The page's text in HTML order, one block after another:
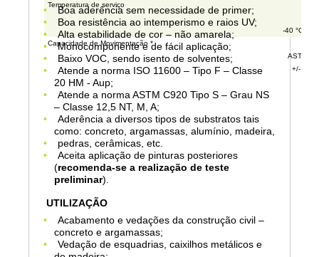
Temperatura de serviço
-40 °C a
Capacidade de Movimentação *
ASTM
+/-
Boa aderência sem necessidade de primer;
Boa resistência ao intemperismo e raios UV;
Alta estabilidade de cor – não amarela;
Monocomponente e de fácil aplicação;
Baixo VOC, sendo isento de solventes;
Atende a norma ISO 11600 – Tipo F – Classe
20 HM - Aup;
Atende a norma ASTM C920 Tipo S – Grau NS
– Classe 12,5 NT, M, A;
Aderência a diversos tipos de substratos tais
como: concreto, argamassas, alumínio, madeira,
pedras, cerâmicas, etc.
Aceita aplicação de pinturas posteriores
(recomenda-se a realização de teste
preliminar).
UTILIZAÇÃO
Acabamento e vedações da construção civil –
concreto e argamassas;
Vedação de esquadrias, caixilhos metálicos e